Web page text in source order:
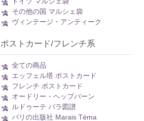
その他の国 マルシェ袋
ヴィンテージ・アンティーク
ポストカード/フレンチ系
全ての商品
エッフェル塔 ポストカード
フレンチ ポストカード
オードリー・ヘップバーン
ルドゥーテ バラ図譜
パリの出版社 Marais Téma